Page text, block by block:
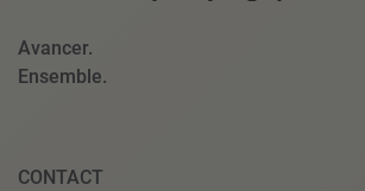
Avancer.
Ensemble.
CONTACT